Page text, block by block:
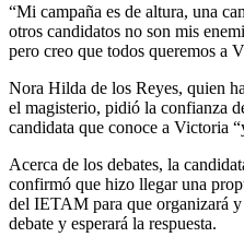
“Mi campaña es de altura, una
otros candidatos no son mis
pero creo que todos queremos a
Nora Hilda de los Reyes, quien
el magisterio, pidió la confianza
candidata que conoce a Victoria
Acerca de los debates, la
confirmó que hizo llegar una
del IETAM para que organizará
debate y esperará la respuesta.